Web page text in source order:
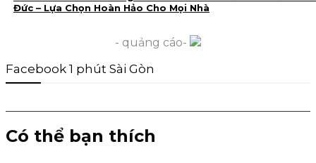
Đức – Lựa Chọn Hoàn Hảo Cho Mọi Nhà
- quảng cáo-
Facebook 1 phút Sài Gòn
Có thể bạn thích